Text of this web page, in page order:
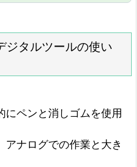
ジタルツールの使い
にペンと消しゴムを使用
アナログでの作業と大き